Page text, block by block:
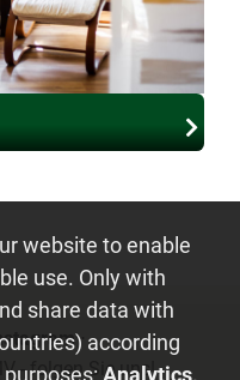
⋅
- folgen Sie uns!
website to enable
use. Only with
share data with
according
Analytics,